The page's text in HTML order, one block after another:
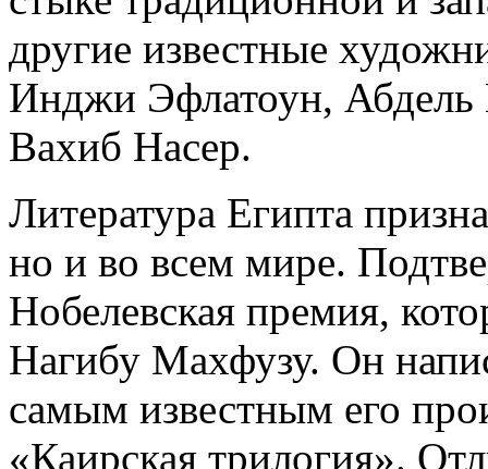
другие известные
Инджи Эфлатоун,
Вахиб Насер.
Литература Египта
но и во всем мире.
Нобелевская премия,
Нагибу Махфузу. Он
самым известным его
«Каирская трилогия».